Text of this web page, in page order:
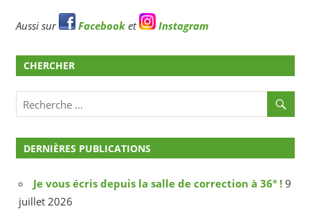
Aussi sur Facebooket Instagram
CHERCHER
DERNIÈRES PUBLICATIONS
Je vous écris depuis la salle de correction à 36° ! 9
juillet 2026